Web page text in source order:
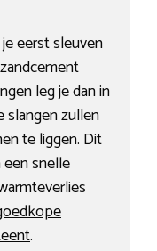
eerst sleuven
leg je dan in
slangen zullen
te liggen. Dit
snelle
.